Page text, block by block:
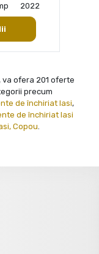
2022
va ofera 201 oferte
precum
de închiriat Iasi,
de închiriat Iasi
Copou